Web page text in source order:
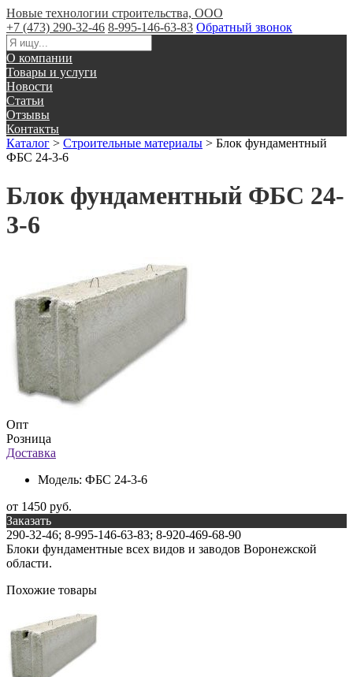
Новые технологии строительства, ООО
+7 (473) 290-32-46 8-995-146-63-83 Обратный звонок
О компании
Товары и услуги
Новости
Статьи
Отзывы
Контакты
Каталог > Строительные материалы > Блок фундаментный
ФБС 24-3-6
Блок фундаментный ФБС 24-
3-6
Опт
Розница
Доставка
Модель: ФБС 24-3-6
от 1450 руб.
Заказать
290-32-46; 8-995-146-63-83; 8-920-469-68-90
Блоки фундаментные всех видов и заводов Воронежской
области.
Похожие товары